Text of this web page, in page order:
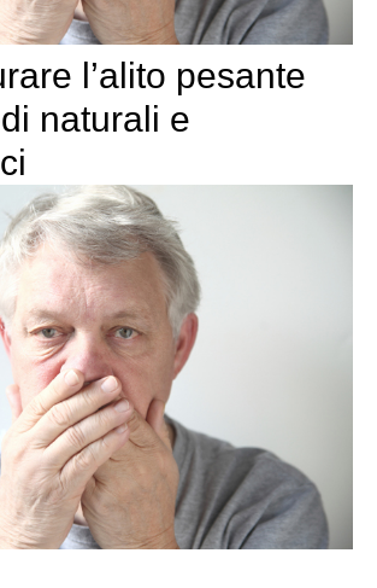
l’alito pesante
naturali e